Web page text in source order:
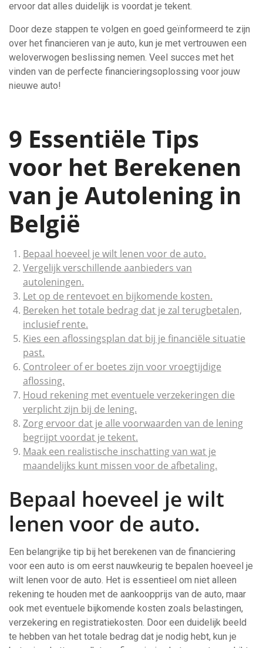
ervoor dat alles duidelijk is voordat je tekent.
Door deze stappen te volgen en goed geïnformeerd te zijn
over het financieren van je auto, kun je met vertrouwen een
weloverwogen beslissing nemen. Veel succes met het
vinden van de perfecte financieringsoplossing voor jouw
nieuwe auto!
9 Essentiële Tips
voor het Berekenen
van je Autolening in
België
Bepaal hoeveel je wilt lenen voor de auto.
Vergelijk verschillende aanbieders van
autoleningen.
Let op de rentevoet en bijkomende kosten.
Bereken het totale bedrag dat je zal terugbetalen,
inclusief rente.
Kies een aflossingsplan dat bij je financiële situatie
past.
Controleer of er boetes zijn voor vroegtijdige
aflossing.
Houd rekening met eventuele verzekeringen die
verplicht zijn bij de lening.
Zorg ervoor dat je alle voorwaarden van de lening
begrijpt voordat je tekent.
Maak een realistische inschatting van wat je
maandelijks kunt missen voor de afbetaling.
Bepaal hoeveel je wilt
lenen voor de auto.
Een belangrijke tip bij het berekenen van de financiering
voor een auto is om eerst nauwkeurig te bepalen hoeveel je
wilt lenen voor de auto. Het is essentieel om niet alleen
rekening te houden met de aankoopprijs van de auto, maar
ook met eventuele bijkomende kosten zoals belastingen,
verzekering en registratiekosten. Door een duidelijk beeld
te hebben van het totale bedrag dat je nodig hebt, kun je